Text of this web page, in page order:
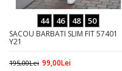
44 46 48 50
SACOU BARBATI SLIM FIT 57401
Y21
195,00Lei 99,00Lei